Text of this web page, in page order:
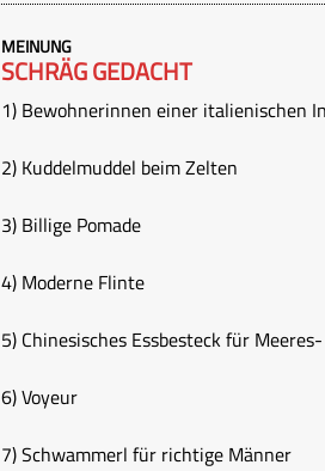
MEINUNG
SCHRÄG GEDACHT
1) Bewohnerinnen einer
2) Kuddelmuddel beim Zelten
3) Billige Pomade
4) Moderne Flinte
5) Chinesisches Essbesteck für
6) Voyeur
7) Schwammerl für richtige Männer